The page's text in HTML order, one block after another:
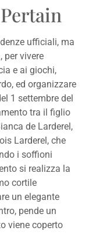
ufficiali, ma
per vivere
e ai giochi,
ed organizzare
1 settembre del
tra il figlio
de Larderel,
Larderel, che
i soffioni
si realizza la
cortile
un elegante
pende un
viene coperto